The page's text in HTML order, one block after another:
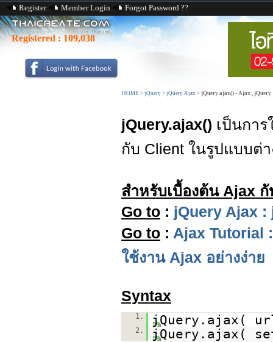
Register Member Login Forgot Password ??
Registered : 109,038
HOME > jQuery > jQuery Ajax > jQuery.ajax() - Ajax , jQuery
jQuery.ajax() เป็นกา
กับ Client ในรูปแบบต่า
สำหรับเบื้องต้น Ajax
Go to : jQuery Ajax :
Go to : Ajax Tutorial
ใช้งาน Ajax อย่างง่าย
Syntax
1. jQuery.ajax(
2. jQuery.ajax(